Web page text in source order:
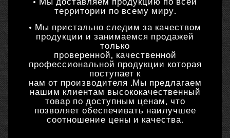
территории по всему миру.
• Мы пристально следим за качеством
продукции и занимаемся продажей
только
проверенной, качественной
профессиональной продукции которая
поступает к
нам от производителя .Мы предлагаем
нашим клиентам высококачественный
товар по доступным ценам, что
позволяет обеспечивать наилучшее
соотношение цены и качества.